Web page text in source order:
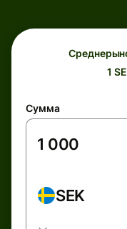
1
Сумма
SEK